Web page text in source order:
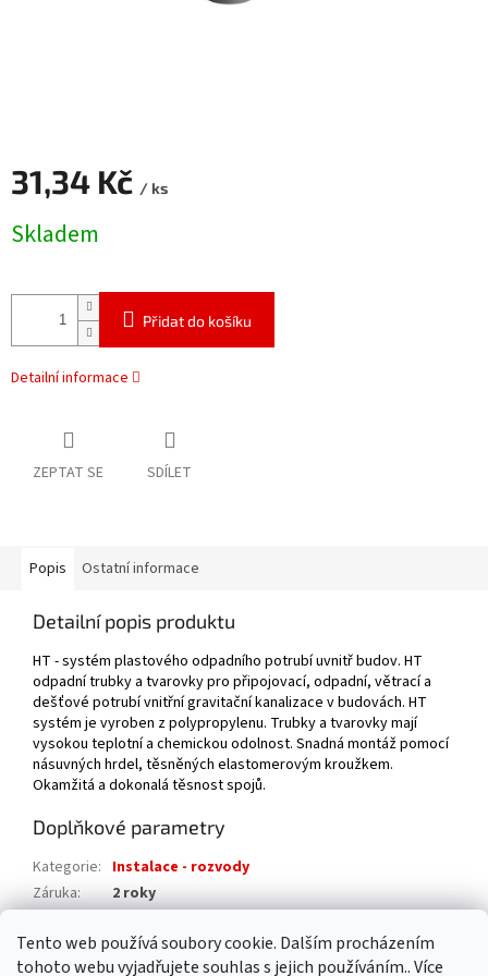
Tento web používá soubory cookie. Dalším procházením
tohoto webu vyjadřujete souhlas s jejich používáním.. Více
31,34 Kč / ks
cena:
Skladem
Přidat do košíku
Detailní informace
ZEPTAT SE SDÍLET
Popis Ostatní informace
Detailní popis produktu
HT - systém plastového odpadního potrubí uvnitř budov. HT
odpadní trubky a tvarovky pro připojovací, odpadní, větrací a
dešťové potrubí vnitřní gravitační kanalizace v budovách. HT
systém je vyroben z polypropylenu. Trubky a tvarovky mají
vysokou teplotní a chemickou odolnost. Snadná montáž pomocí
násuvných hrdel, těsněných elastomerovým kroužkem.
Okamžitá a dokonalá těsnost spojů.
Doplňkové parametry
Kategorie: Instalace - rozvody
Záruka:
2 roky
EAN: 4052836131003